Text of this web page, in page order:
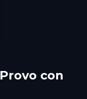
con